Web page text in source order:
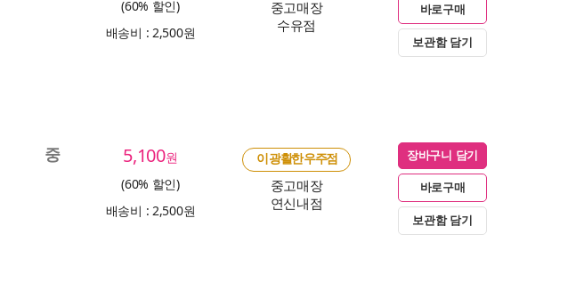
(60% 할인)
배송비 : 2,500원
중고매장
수유점
바로구매
보관함 담기
중 5,100원
(60% 할인)
배송비 : 2,500원
이 광활한 우주점
중고매장
연신내점
장바구니 담기
바로구매
보관함 담기